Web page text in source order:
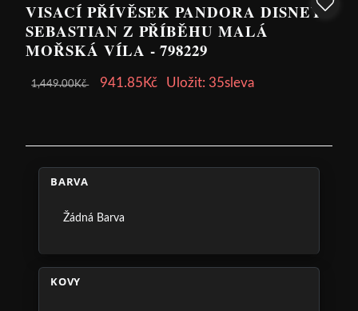
VISACÍ PŘÍVĚSEK PANDORA DISNEY
SEBASTIAN Z PŘÍBĚHU MALÁ
MOŘSKÁ VÍLA - 798229
1,449.00Kč 941.85Kč Uložit: 35sleva
BARVA
Žádná Barva
KOVY